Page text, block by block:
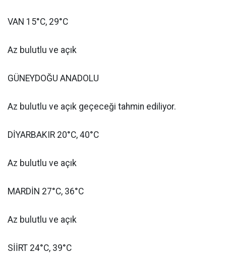
VAN 15°C, 29°C
Az bulutlu ve açık
GÜNEYDOĞU ANADOLU
Az bulutlu ve açık geçeceği tahmin ediliyor.
DİYARBAKIR 20°C, 40°C
Az bulutlu ve açık
MARDİN 27°C, 36°C
Az bulutlu ve açık
SİİRT 24°C, 39°C